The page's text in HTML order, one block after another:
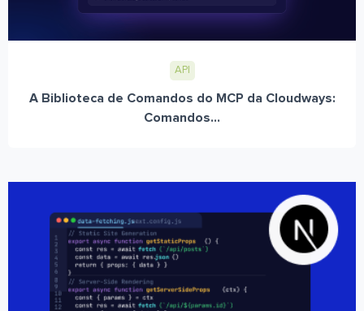
API
A Biblioteca de Comandos do MCP da Cloudways:
Comandos...